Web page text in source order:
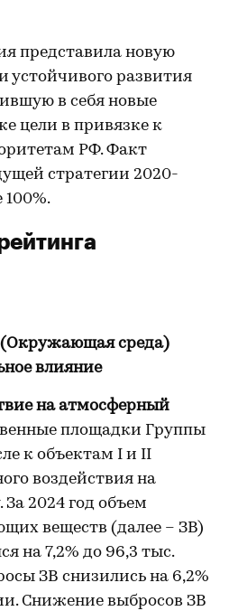
представила новую
устойчивого развития
в себя новые
цели в привязке к
РФ. Факт
стратегии 2020-
100%.
среда)
влияние
на атмосферный
площадки Группы
к объектам I и II
воздействия на
2024 год объем
веществ (далее – ЗВ)
на 7,2% до 96,3 тыс.
ЗВ снизились на 6,2%
Снижение выбросов ЗВ